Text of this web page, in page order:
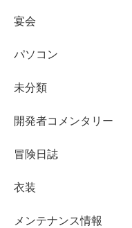
宴会
パソコン
未分類
開発者コメンタリー
冒険日誌
衣装
メンテナンス情報